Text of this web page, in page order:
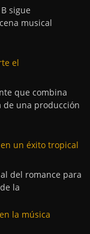
sigue
musical
el
que combina
de una producción
un éxito tropical
del romance para
la
la música